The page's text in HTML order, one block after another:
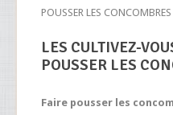
POUSSER LES
LES CULTIVEZ-
POUSSER LES
Faire pousser les